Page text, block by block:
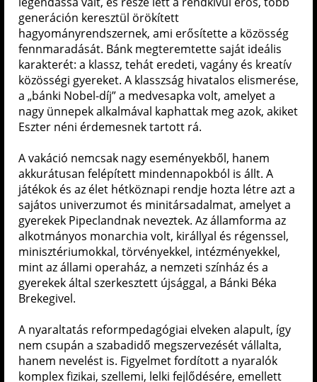
generáción keresztül örökített
hagyományrendszernek, ami erősítette a közösség
fennmaradását. Bánk megteremtette saját ideális
karakterét: a klassz, tehát eredeti, vagány és kreatív
közösségi gyereket. A klasszság hivatalos elismerése,
a „bánki Nobel-díj” a medvesapka volt, amelyet a
nagy ünnepek alkalmával kaphattak meg azok, akiket
Eszter néni érdemesnek tartott rá.
A vakáció nemcsak nagy eseményekből, hanem
akkurátusan felépített mindennapokból is állt. A
játékok és az élet hétköznapi rendje hozta létre azt a
sajátos univerzumot és minitársadalmat, amelyet a
gyerekek Pipeclandnak neveztek. Az államforma az
alkotmányos monarchia volt, királlyal és régenssel,
minisztériumokkal, törvényekkel, intézményekkel,
mint az állami operaház, a nemzeti színház és a
gyerekek által szerkesztett újsággal, a Bánki Béka
Brekegivel.
A nyaraltatás reformpedagógiai elveken alapult, így
nem csupán a szabadidő megszervezését vállalta,
hanem nevelést is. Figyelmet fordított a nyaralók
komplex fizikai, szellemi, lelki fejlődésére, emellett